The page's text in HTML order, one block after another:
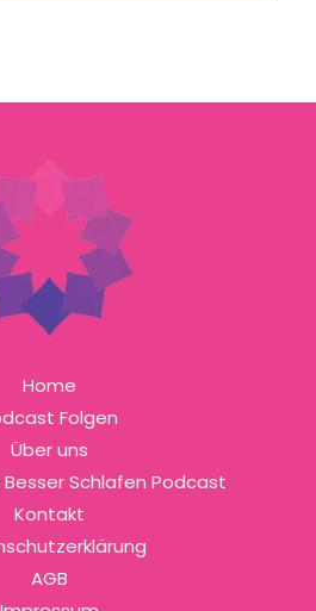
Home
Folgen
Über uns
Schlafen Podcast
Kontakt
AGB